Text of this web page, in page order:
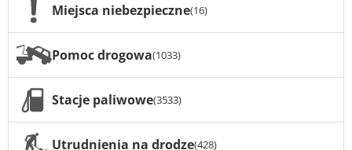
Miejsca niebezpieczne(16)
Pomoc drogowa(1033)
Stacje paliwowe(3533)
Utrudnienia na drodze(428)